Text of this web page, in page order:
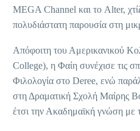
MEGA Channel και το Alter,
πολυδιάστατη παρουσία στη
Απόφοιτη του Αμερικανικού
College), η Φαίη συνέχισε τις
Φιλολογία στο Deree, ενώ
στη Δραματική Σχολή Μαίρης
έτσι την Ακαδημαϊκή γνώση με